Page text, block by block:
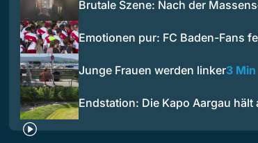
Brutale Szene: Nach der
Emotionen pur: FC Baden-Fans
Junge Frauen werden linker3 Min
Endstation: Die Kapo Aargau